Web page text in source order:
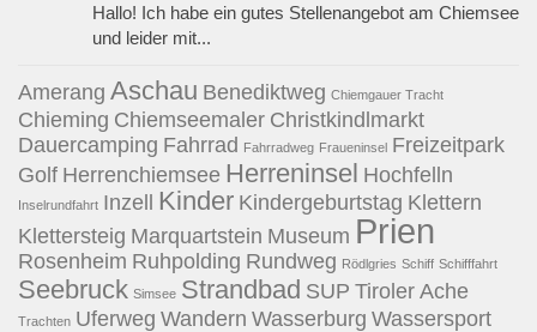
Hallo! Ich habe ein gutes Stellenangebot am Chiemsee
und leider mit...
Amerang Aschau Benediktweg Chiemgauer Tracht
Chieming Chiemseemaler Christkindlmarkt
Dauercamping Fahrrad Fahrradweg Fraueninsel Freizeitpark
Golf Herrenchiemsee Herreninsel Hochfelln
Inselrundfahrt Inzell Kinder Kindergeburtstag Klettern
Klettersteig Marquartstein Museum Prien
Rosenheim Ruhpolding Rundweg Rödlgries Schiff Schifffahrt
Seebruck Simsee Strandbad SUP Tiroler Ache
Trachten Uferweg Wandern Wasserburg Wassersport